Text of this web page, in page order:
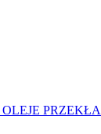
OLEJE